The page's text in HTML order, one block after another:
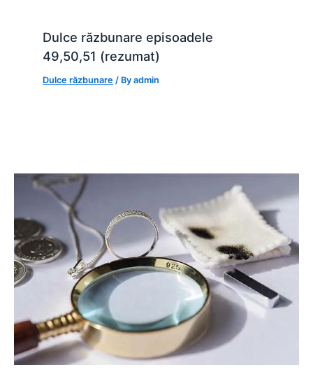
Dulce răzbunare episoadele
49,50,51 (rezumat)
Dulce răzbunare / Byadmin